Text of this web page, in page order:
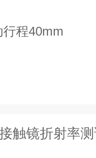
程40mm
触镜折射率